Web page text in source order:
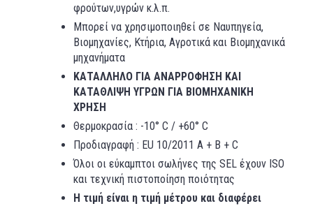
φρούτων,υγρών κ.λ.π.
Μπορεί να χρησιμοποιηθεί σε Ναυπηγεία,
Βιομηχανίες, Κτήρια, Αγροτικά και Βιομηχανικά
μηχανήματα
ΚΑΤΑΛΛΗΛΟ ΓΙΑ ΑΝΑΡΡΟΦΗΣΗ ΚΑΙ
ΚΑΤΑΘΛΙΨΗ ΥΓΡΩΝ ΓΙΑ ΒΙΟΜΗΧΑΝΙΚΗ
ΧΡΗΣΗ
Θερμοκρασία : -10° C / +60° C
Προδιαγραφή : EU 10/2011 A + B + C
Όλοι οι εύκαμπτοι σωλήνες της SEL έχουν ISO
και τεχνική πιστοποίηση ποιότητας
Η τιμή είναι η τιμή μέτρου και διαφέρει